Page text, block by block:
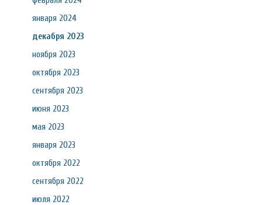
января 2024
декабря 2023
ноября 2023
октября 2023
сентября 2023
июня 2023
мая 2023
января 2023
октября 2022
сентября 2022
июля 2022